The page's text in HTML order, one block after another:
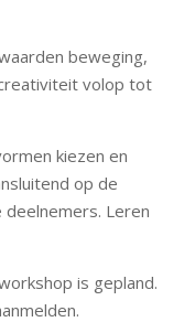
beweging,
volop tot
kiezen en
op de
Leren
is gepland.